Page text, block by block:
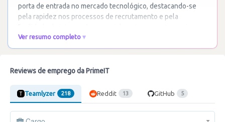
porta de entrada no mercado tecnológico, destacando-se
pela rapidez nos processos de recrutamento e pela
facilidade de integração, especialmente para
Ver resumo completo
Reviews de emprego da PrimeIT
Teamlyzer 218 Reddit 13 GitHub 5